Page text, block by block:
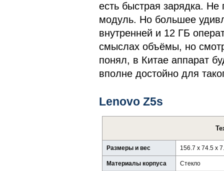
есть быстрая зарядка.
модуль. Но большее
внутренней и 12 ГБ
смыслах объёмы, но
понял, в Китае аппарат
вполне достойно для
Lenovo Z5s
Размеры и вес 156.7 x 74.5 x
Материалы корпуса Стекло